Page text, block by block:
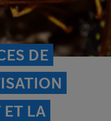
DE
ET LA